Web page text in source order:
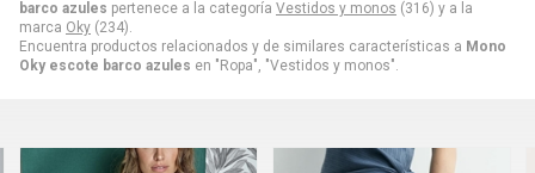
barco azules pertenece a la categoría Vestidos y monos (316) y a la
marca Oky (234).
Encuentra productos relacionados y de similares características a Mono
Oky escote barco azules en "Ropa", "Vestidos y monos".